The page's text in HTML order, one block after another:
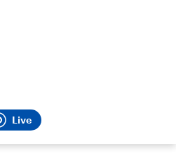
Live